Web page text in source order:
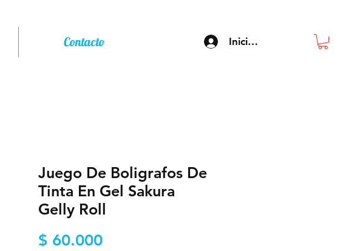
Contacto Inicia sesión
Juego De Boligrafos De
Tinta En Gel Sakura
Gelly Roll
$ 60.000Precio